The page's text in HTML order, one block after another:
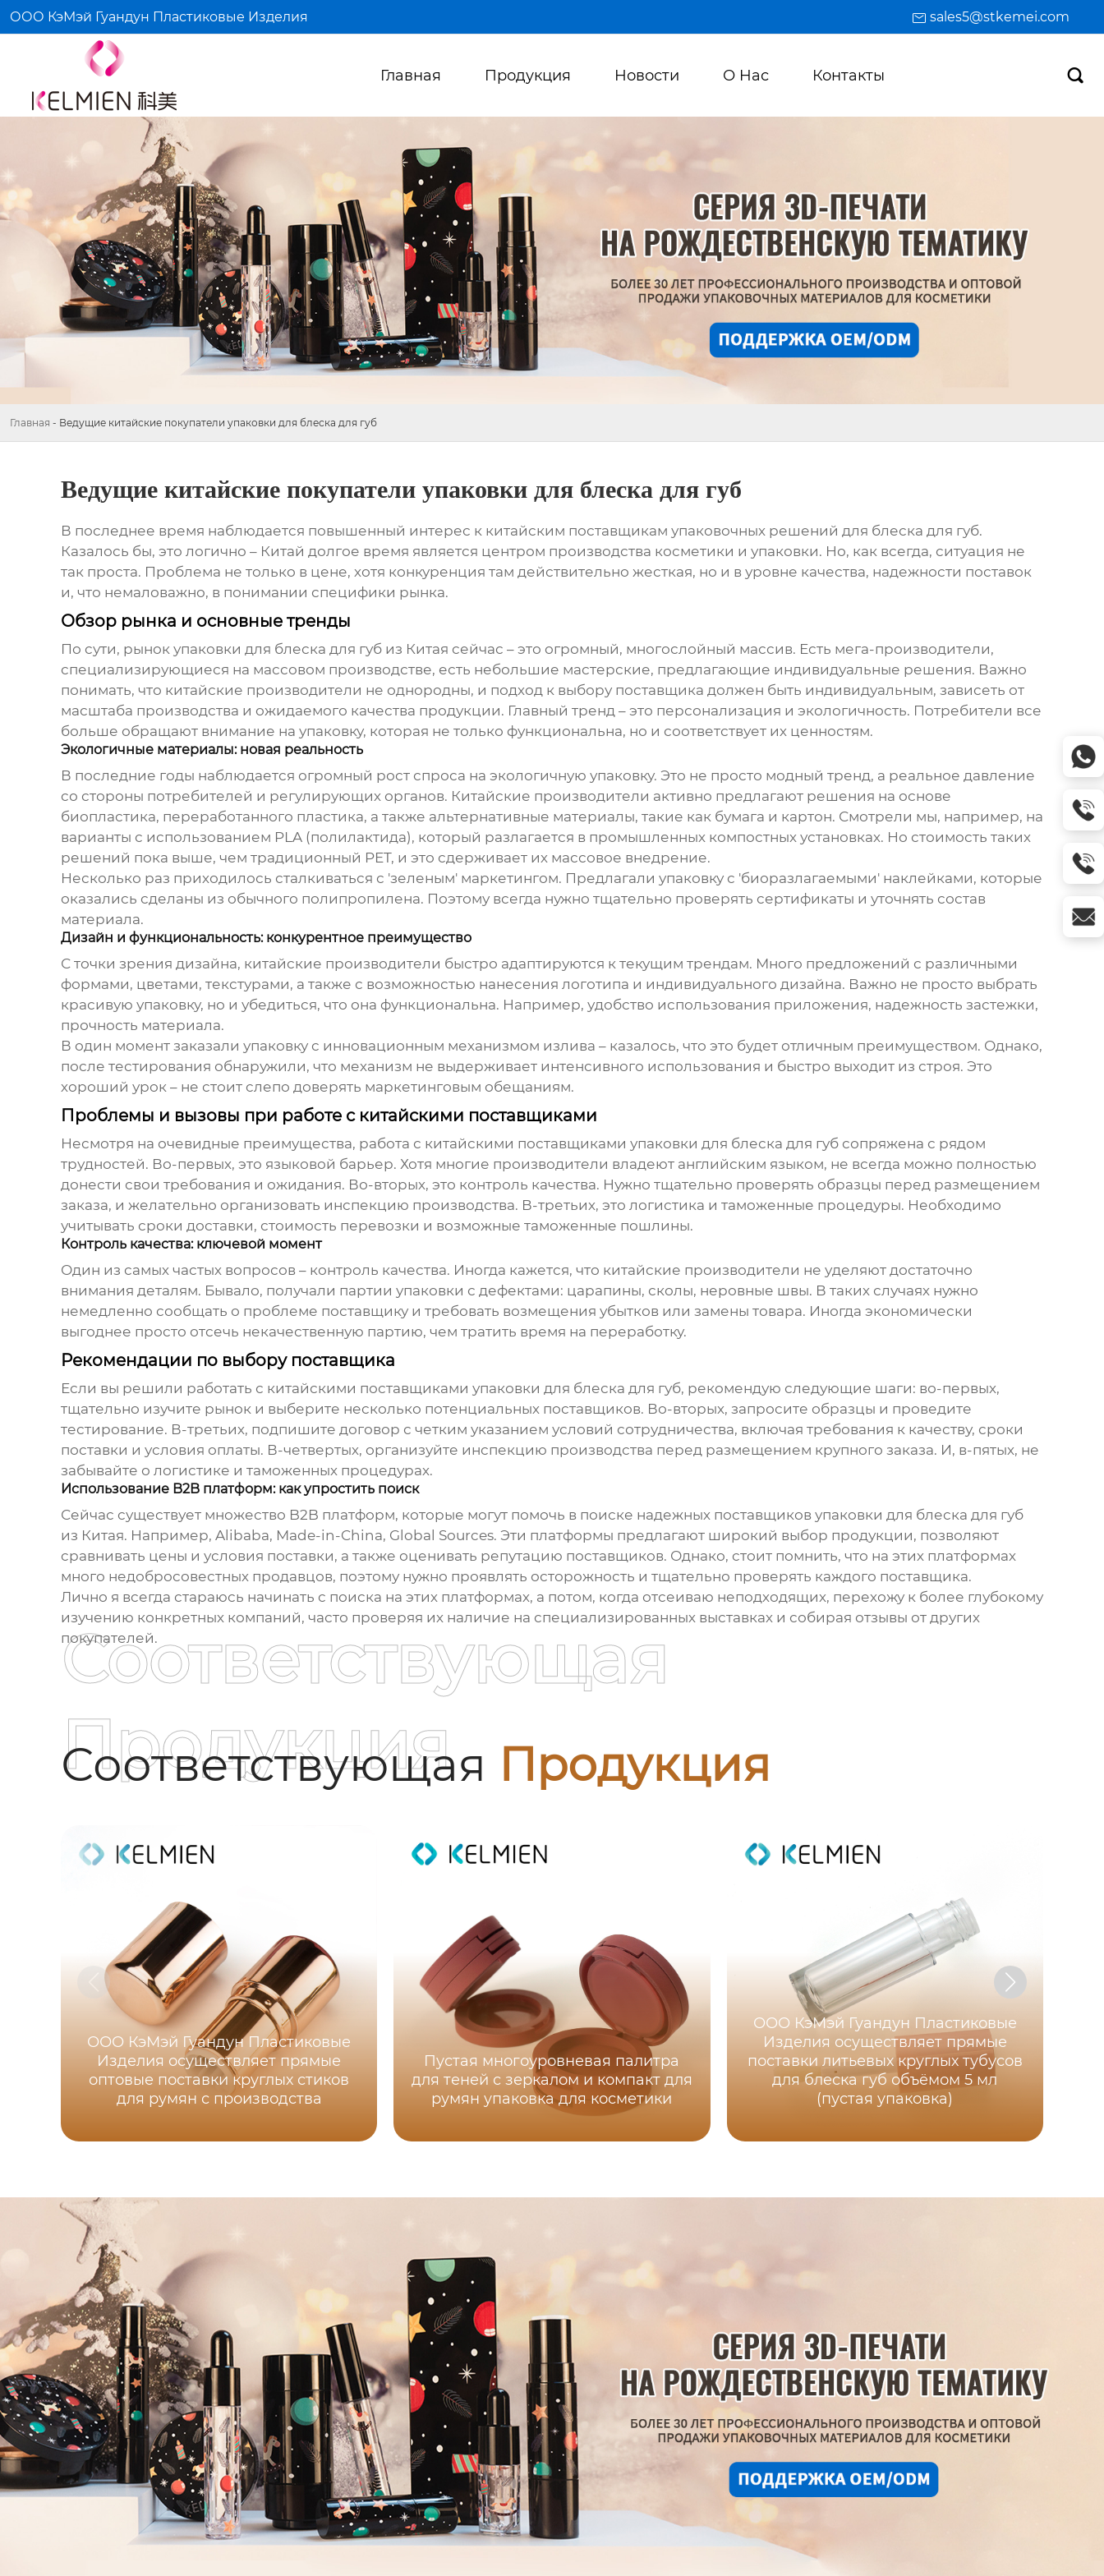
ООО КэМэй Гуандун Пластиковые Изделия sales5@stkemei.com
Главная Продукция Новости О Hас Контакты 
Главная - Ведущие китайские покупатели упаковки для блеска для губ
Ведущие китайские покупатели упаковки для блеска для губ
В последнее время наблюдается повышенный интерес к китайским поставщикам упаковочных решений для блеска для губ.
Казалось бы, это логично – Китай долгое время является центром производства косметики и упаковки. Но, как всегда, ситуация не
так проста. Проблема не только в цене, хотя конкуренция там действительно жесткая, но и в уровне качества, надежности поставок
и, что немаловажно, в понимании специфики рынка.
Обзор рынка и основные тренды
По сути, рынок упаковки для блеска для губиз Китая сейчас – это огромный, многослойный массив. Есть мега-производители,
специализирующиеся на массовом производстве, есть небольшие мастерские, предлагающие индивидуальные решения. Важно
понимать, что китайские производители не однородны, и подход к выбору поставщика должен быть индивидуальным, зависеть от
масштаба производства и ожидаемого качества продукции. Главный тренд – это персонализация и экологичность. Потребители все
больше обращают внимание на упаковку, которая не только функциональна, но и соответствует их ценностям.
Экологичные материалы: новая реальность
В последние годы наблюдается огромный рост спроса на экологичную упаковку. Это не просто модный тренд, а реальное давление
со стороны потребителей и регулирующих органов. Китайские производители активно предлагают решения на основе
биопластика, переработанного пластика, а также альтернативные материалы, такие как бумага и картон. Смотрели мы, например, на
варианты с использованием PLA (полилактида), который разлагается в промышленных компостных установках. Но стоимость таких
решений пока выше, чем традиционный PET, и это сдерживает их массовое внедрение.
Несколько раз приходилось сталкиваться с 'зеленым' маркетингом. Предлагали упаковку с 'биоразлагаемыми' наклейками, которые
оказались сделаны из обычного полипропилена. Поэтому всегда нужно тщательно проверять сертификаты и уточнять состав
материала.
Дизайн и функциональность: конкурентное преимущество
С точки зрения дизайна, китайские производители быстро адаптируются к текущим трендам. Много предложений с различными
формами, цветами, текстурами, а также с возможностью нанесения логотипа и индивидуального дизайна. Важно не просто выбрать
красивую упаковку, но и убедиться, что она функциональна. Например, удобство использования приложения, надежность застежки,
прочность материала.
В один момент заказали упаковку с инновационным механизмом излива – казалось, что это будет отличным преимуществом. Однако,
после тестирования обнаружили, что механизм не выдерживает интенсивного использования и быстро выходит из строя. Это
хороший урок – не стоит слепо доверять маркетинговым обещаниям.
Проблемы и вызовы при работе с китайскими поставщиками
Несмотря на очевидные преимущества, работа с китайскими поставщиками упаковки для блеска для губсопряжена с рядом
трудностей. Во-первых, это языковой барьер. Хотя многие производители владеют английским языком, не всегда можно полностью
донести свои требования и ожидания. Во-вторых, это контроль качества. Нужно тщательно проверять образцы перед размещением
заказа, и желательно организовать инспекцию производства. В-третьих, это логистика и таможенные процедуры. Необходимо
учитывать сроки доставки, стоимость перевозки и возможные таможенные пошлины.
Контроль качества: ключевой момент
Один из самых частых вопросов – контроль качества. Иногда кажется, что китайские производители не уделяют достаточно
внимания деталям. Бывало, получали партии упаковки с дефектами: царапины, сколы, неровные швы. В таких случаях нужно
немедленно сообщать о проблеме поставщику и требовать возмещения убытков или замены товара. Иногда экономически
выгоднее просто отсечь некачественную партию, чем тратить время на переработку.
Рекомендации по выбору поставщика
Если вы решили работать с китайскими поставщиками упаковки для блеска для губ, рекомендую следующие шаги: во-первых,
тщательно изучите рынок и выберите несколько потенциальных поставщиков. Во-вторых, запросите образцы и проведите
тестирование. В-третьих, подпишите договор с четким указанием условий сотрудничества, включая требования к качеству, сроки
поставки и условия оплаты. В-четвертых, организуйте инспекцию производства перед размещением крупного заказа. И, в-пятых, не
забывайте о логистике и таможенных процедурах.
Использование B2B платформ: как упростить поиск
Сейчас существует множество B2B платформ, которые могут помочь в поиске надежных поставщиков упаковки для блеска для губ
из Китая. Например, Alibaba, Made-in-China, Global Sources. Эти платформы предлагают широкий выбор продукции, позволяют
сравнивать цены и условия поставки, а также оценивать репутацию поставщиков. Однако, стоит помнить, что на этих платформах
много недобросовестных продавцов, поэтому нужно проявлять осторожность и тщательно проверять каждого поставщика.
Лично я всегда стараюсь начинать с поиска на этих платформах, а потом, когда отсеиваю неподходящих, перехожу к более глубокому
изучению конкретных компаний, часто проверяя их наличие на специализированных выставках и собирая отзывы от других
покупателей.
Соответствующая Продукция
Соответствующая
Продукция
ООО КэМэй Гуандун Пластиковые
Изделия осуществляет прямые
оптовые поставки круглых стиков
для румян с производства
Пустая многоуровневая палитра
для теней с зеркалом и компакт для
румян упаковка для косметики
ООО КэМэй Гуандун Пластиковые
Изделия осуществляет прямые
поставки литьевых круглых тубусов
для блеска губ объёмом 5 мл
(пустая упаковка)